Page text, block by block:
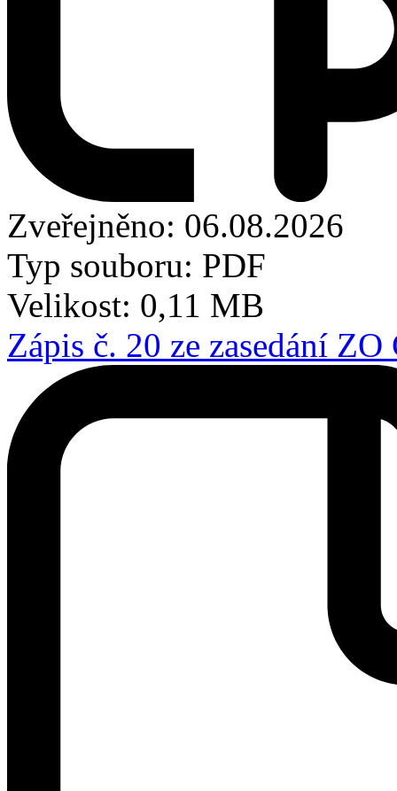
Zveřejněno: 06.08.2026
Typ souboru: PDF
Velikost: 0,11 MB
Zápis č. 20 ze zasedání